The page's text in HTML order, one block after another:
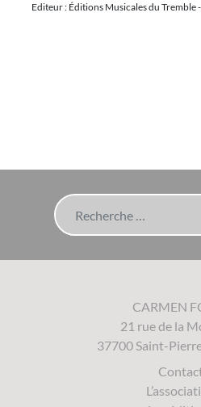
Editeur : Éditions Musicales du Tremble -
Rechercher
CARMEN
21 rue de la
37700 Saint-